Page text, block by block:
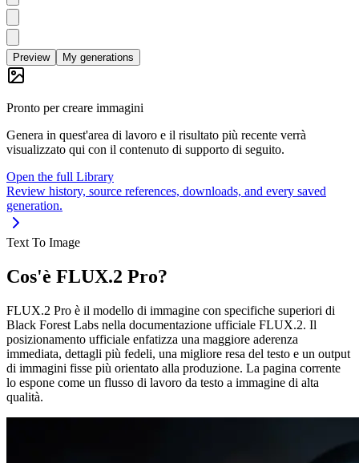
Preview My generations
Pronto per creare immagini
Genera in quest'area di lavoro e il risultato più recente verrà
visualizzato qui con il contenuto di supporto di seguito.
Open the full Library
Review history, source references, downloads, and every saved
generation.
Text To Image
Cos'è FLUX.2 Pro?
FLUX.2 Pro è il modello di immagine con specifiche superiori di
Black Forest Labs nella documentazione ufficiale FLUX.2. Il
posizionamento ufficiale enfatizza una maggiore aderenza
immediata, dettagli più fedeli, una migliore resa del testo e un output
di immagini fisse più orientato alla produzione. La pagina corrente
lo espone come un flusso di lavoro da testo a immagine di alta
qualità.